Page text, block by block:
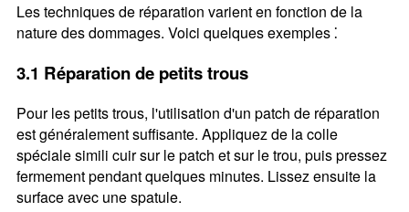
Les techniques de réparation varient en fonction de la
nature des dommages. Voici quelques exemples ⁚
3.1 Réparation de petits trous
Pour les petits trous, l'utilisation d'un patch de réparation
est généralement suffisante. Appliquez de la colle
spéciale simili cuir sur le patch et sur le trou, puis pressez
fermement pendant quelques minutes. Lissez ensuite la
surface avec une spatule.